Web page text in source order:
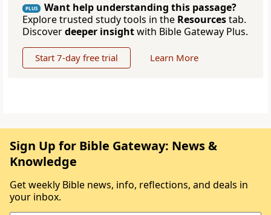
PLUS
Want help understanding this passage?
Explore trusted study tools in the Resourcestab.
Discoverdeeper insightwith Bible Gateway Plus.
Start 7-day free trial Learn More
Sign Up for Bible Gateway: News &
Knowledge
Get weekly Bible news, info, reflections, and deals in
your inbox.